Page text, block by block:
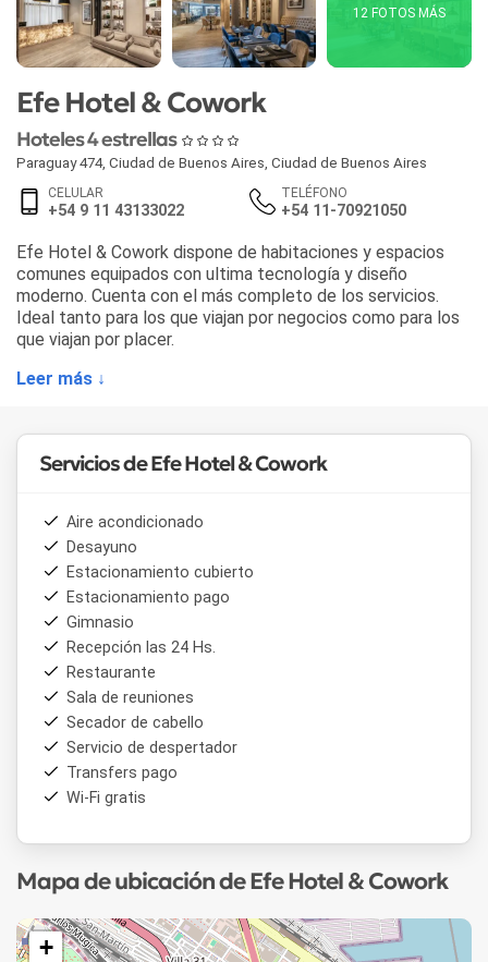
12 FOTOS MÁS
Efe Hotel & Cowork
Hoteles 4 estrellas
Paraguay 474, Ciudad de Buenos Aires Ciudad de Buenos Aires
CELULAR
+54 9 11 43133022
TELÉFONO
+54 11-70921050
Efe Hotel & Cowork dispone de habitaciones y espacios
comunes equipados con ultima tecnología y diseño
moderno. Cuenta con el más completo de los servicios.
Ideal tanto para los que viajan por negocios como para los
que viajan por placer.
Leer más ↓
Servicios de Efe Hotel & Cowork
Aire acondicionado
Desayuno
Estacionamiento cubierto
Estacionamiento pago
Gimnasio
Recepción las 24 Hs.
Restaurante
Sala de reuniones
Secador de cabello
Servicio de despertador
Transfers pago
Wi-Fi gratis
Mapa de ubicación de Efe Hotel & Cowork
+